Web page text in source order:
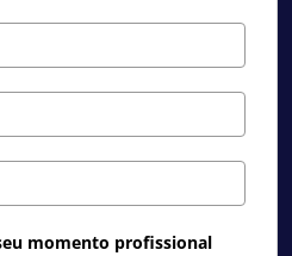
momento profissional